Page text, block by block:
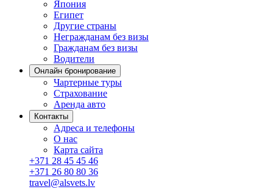
Япония
Египет
Другие страны
Негражданам без визы
Гражданам без визы
Водители
Онлайн бронирование
Чартерные туры
Страхование
Аренда авто
Контакты
Адреса и телефоны
О нас
Карта сайта
+371 28 45 45 46
+371 26 80 80 36
travel@alsvets.lv